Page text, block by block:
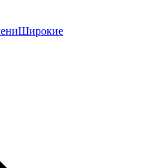
Широкие